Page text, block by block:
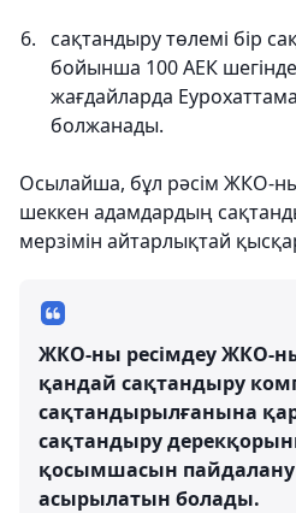
сақтандыру төлемі бір
бойынша 100 АЕК
жағдайларда
болжанады.
Осылайша, бұл рәсім ЖКО-
шеккен адамдардың
мерзімін айтарлықтай
ЖКО-ны ресімдеу ЖКО-
қандай сақтандыру
сақтандырылғанына
сақтандыру
қосымшасын
асырылатын болады.